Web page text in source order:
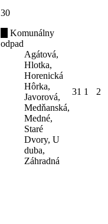
30
Komunálny
odpad
Agátová,
Hlotka,
Horenická
Hôrka,
Javorová,
Medňanská,
Medné,
Staré
Dvory, U
duba,
Záhradná
31 1 2